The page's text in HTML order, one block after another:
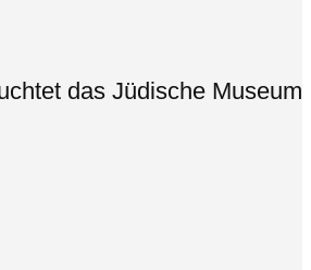
das Jüdische Museum